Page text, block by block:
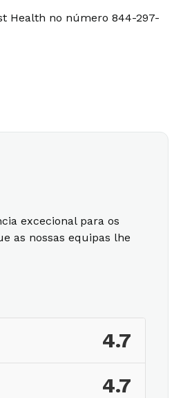
Health no número 844-297-
excecional para os
as nossas equipas lhe
4.7
4.7